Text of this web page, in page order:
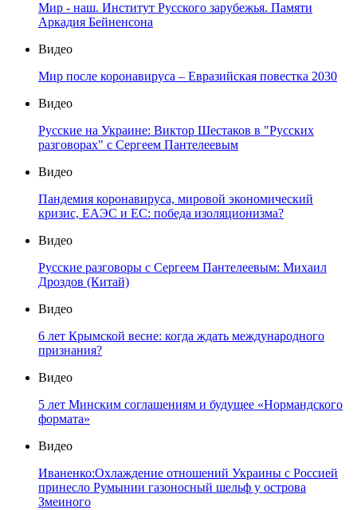
Мир - наш. Институт Русского зарубежья. Памяти
Аркадия Бейненсона
Видео
Мир после коронавируса – Евразийская повестка 2030
Видео
Русские на Украине: Виктор Шестаков в "Русских
разговорах" с Сергеем Пантелеевым
Видео
Пандемия коронавируса, мировой экономический
кризис, ЕАЭС и ЕС: победа изоляционизма?
Видео
Русские разговоры с Сергеем Пантелеевым: Михаил
Дроздов (Китай)
Видео
6 лет Крымской весне: когда ждать международного
признания?
Видео
5 лет Минским соглашениям и будущее «Нормандского
формата»
Видео
Иваненко:Охлаждение отношений Украины с Россией
принесло Румынии газоносный шельф у острова
Змеиного